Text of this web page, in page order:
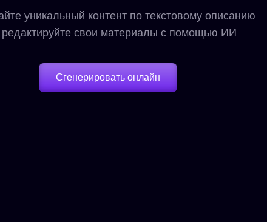
уникальный контент по текстовому описанию
редактируйте свои материалы с помощью ИИ
Сгенерировать онлайн